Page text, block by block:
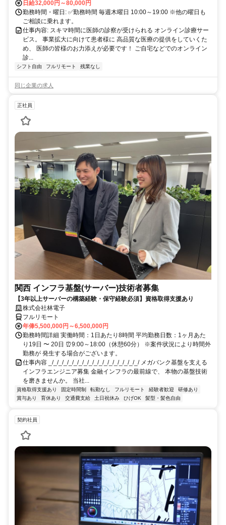
日給32,000円～80,000円
勤務時間・曜日: ✅勤務時間 毎週木曜日 10:00～19:00 ※他の曜日も
ご相談に乗れます。
仕事内容: スキマ時間に医師の診察が受けられる オンライン診療サー
ビス。 事業拡大に向けて患者様に 高品質な医療の提供をしていくた
め、 医師の皆様のお力添えが必要です！ ご自宅などでのオンライン
診...
シフト自由 フルリモート 残業なし
同じ企業の求人
正社員
関西 インフラ基盤(サーバー)技術者募集
【3年以上サーバーの構築経験・保守経験必須】資格取得支援あり
株式会社林電子
フルリモート
年俸5,500,000円～6,500,000円
勤務時間詳細 実働時間：1日あたり8時間 平均勤務日数：1ヶ月あた
り19日 〜 20日 ⏰9:00～18:00（休憩60分） ※案件状況により時間外
勤務が 発生する場合がございます。
仕事内容 _/_/_/_/_/_/_/_/_/_/_/_/_/_/_/_/_/_/ メガバンク基盤を支える
インフラエンジニア募集 金融インフラの最前線で、 本物の基盤技術
を磨きませんか。 当社...
資格取得支援あり 固定時間制 転勤なし フルリモート 経験者歓迎
研修あり
賞与あり
育休あり 交通費支給 土日祝休み ひげOK 髪型・髪色自由
契約社員